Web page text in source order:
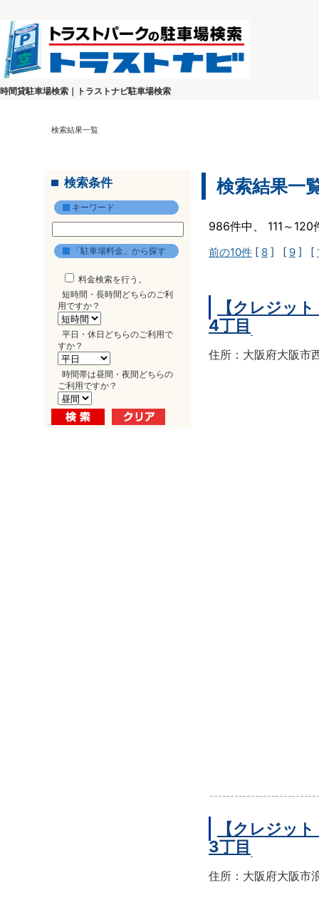
時間貸駐車場検索｜トラストナビ駐車場検索
検索結果一覧
検索条件
キーワード
「駐車場料金」から探す
料金検索を行う。
短時間・長時間どちらのご利
用ですか？
平日・休日どちらのご利用で
すか？
時間帯は昼間・夜間どちらの
ご利用ですか？
検索結果一
986件中、 111～
前の10件 [ 8 ] [ 9 ] [
【クレジッ
4丁目
住所：大阪府大阪市
【クレジッ
3丁目
住所：大阪府大阪市